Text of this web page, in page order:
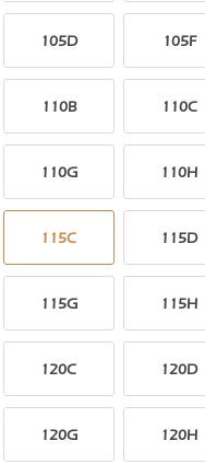
105D 105F
110B 110C
110G 110H
115C 115D
115G 115H
120C 120D
120G 120H